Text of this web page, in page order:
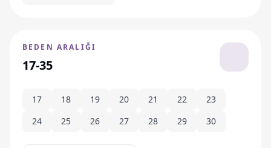
BEDEN ARALIĞI
17-35
17 18 19 20 21 22
23
24
25 26 27 28 29 30